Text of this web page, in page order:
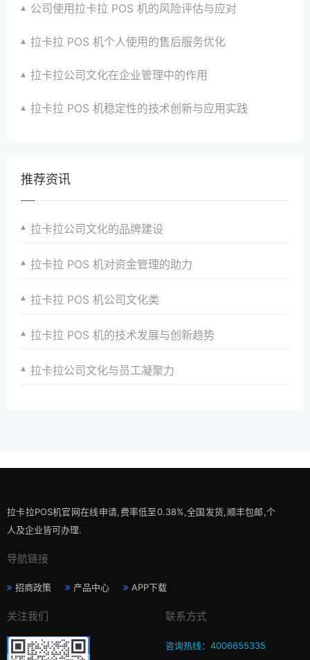
公司使用拉卡拉 POS 机的风险评估与应对
拉卡拉 POS 机个人使用的售后服务优化
拉卡拉公司文化在企业管理中的作用
拉卡拉 POS 机稳定性的技术创新与应用实践
推荐资讯
拉卡拉公司文化的品牌建设
拉卡拉 POS 机对资金管理的助力
拉卡拉 POS 机公司文化类
拉卡拉 POS 机的技术发展与创新趋势
拉卡拉公司文化与员工凝聚力
拉卡拉POS机官网在线申请,费率低至0.38%,全国发货,顺丰包邮,个
人及企业皆可办理.
导航链接
招商政策 产品中心 APP下载
关注我们 联系方式
咨询热线：4006655335